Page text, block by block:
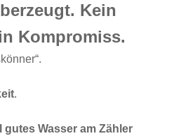
Kein
Kompromiss.
.
gutes Wasser am Zähler